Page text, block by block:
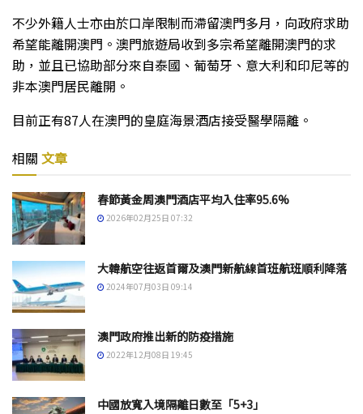
不少外籍人士亦由於口岸限制而滯留澳門多月，向政府求助
希望能離開澳門。澳門旅遊局收到多宗希望離開澳門的求
助，並且已協助部分來自泰國、葡萄牙、意大利和印尼等的
非本澳門居民離開。
目前正有87人在澳門的皇庭海景酒店接受醫學隔離。
相關 文章
春節黃金周澳門酒店平均入住率95.6%
2026年02月25日 07:32
大韓航空往返首爾及澳門新航線首班航班順利降落
2024年07月03日 09:14
澳門政府推出新的防疫措施
2022年12月08日 19:45
中國放寬入境隔離日數至「5+3」